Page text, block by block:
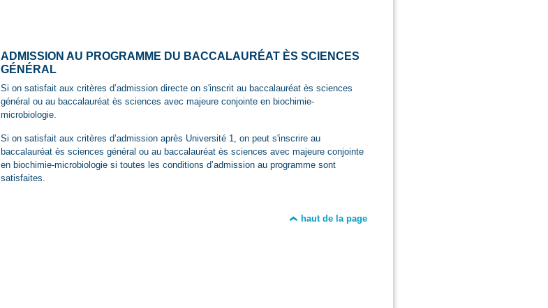
ADMISSION AU PROGRAMME DU BACCALAURÉAT ÈS SCIENCES
GÉNÉRAL
Si on satisfait aux critères d’admission directe on s'inscrit au baccalauréat ès sciences
général ou au baccalauréat ès sciences avec majeure conjointe en biochimie-
microbiologie.
Si on satisfait aux critères d’admission après Université 1, on peut s'inscrire au
baccalauréat ès sciences général ou au baccalauréat ès sciences avec majeure conjointe
en biochimie-microbiologie si toutes les conditions d’admission au programme sont
satisfaites.
haut de la page